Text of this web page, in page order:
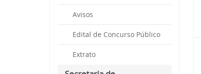
Avisos
Edital de Concurso Público
Extrato